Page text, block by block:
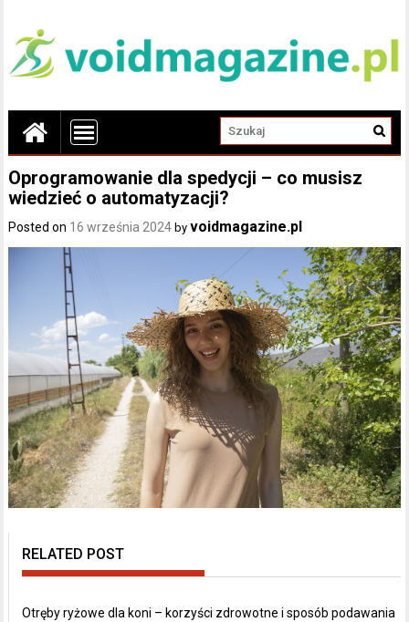
Oprogramowanie dla spedycji – co musisz
wiedzieć o automatyzacji?
Posted on 16 września 2024 byvoidmagazine.pl
RELATED POST
Otręby ryżowe dla koni – korzyści zdrowotne i sposób podawania